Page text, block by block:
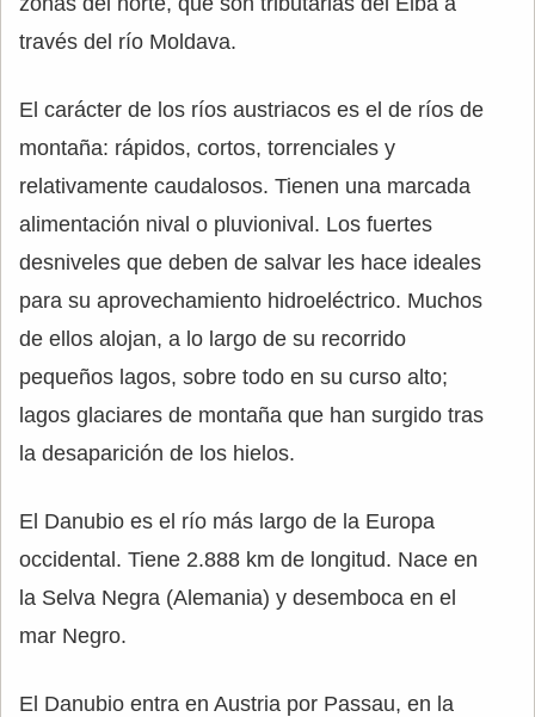
través del río Moldava.
El carácter de los ríos austriacos es el de ríos de
montaña: rápidos, cortos, torrenciales y
relativamente caudalosos. Tienen una marcada
alimentación nival o pluvionival. Los fuertes
desniveles que deben de salvar les hace ideales
para su aprovechamiento hidroeléctrico. Muchos
de ellos alojan, a lo largo de su recorrido
pequeños lagos, sobre todo en su curso alto;
lagos glaciares de montaña que han surgido tras
la desaparición de los hielos.
El Danubio es el río más largo de la Europa
occidental. Tiene 2.888 km de longitud. Nace en
la Selva Negra (Alemania) y desemboca en el
mar Negro.
El Danubio entra en Austria por Passau, en la